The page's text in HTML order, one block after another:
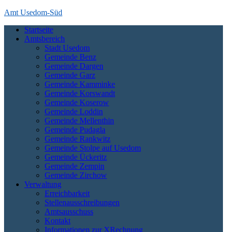
Skip
content
Amt Usedom-Süd
Das Amt Usedom-Süd ist die Verwaltung für einen großen Bereich
auf der Insel Usedom. Es erstreckt sich vom Seebad Zempin im
Nordwesten bis an die polnische Grenze bei Garz und Kamminke im
Osten und die Zecheriner Brücke im Süden der Insel.
Startseite
Amtsbereich
Stadt Usedom
Gemeinde Benz
Gemeinde Dargen
Gemeinde Garz
Gemeinde Kamminke
Gemeinde Korswandt
Gemeinde Koserow
Gemeinde Loddin
Gemeinde Mellenthin
Gemeinde Pudagla
Gemeinde Rankwitz
Gemeinde Stolpe auf Usedom
Gemeinde Ückeritz
Gemeinde Zempin
Gemeinde Zirchow
Verwaltung
Erreichbarkeit
Stellenausschreibungen
Amtsausschuss
Kontakt
Informationen zur XRechnung